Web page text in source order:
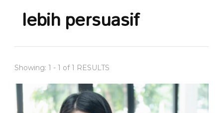
lebih persuasif
Showing: 1 - 1 of 1 RESULTS